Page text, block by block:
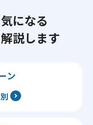
になる
説します
ン